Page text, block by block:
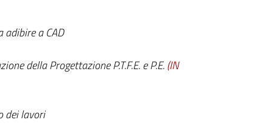
a CAD
della Progettazione P.T.F.E. e P.E.(IN
dei lavori